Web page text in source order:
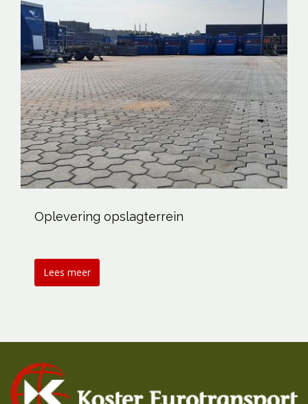
Oplevering opslagterrein
Lees meer